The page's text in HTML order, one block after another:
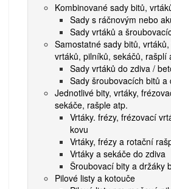
Kombinované sady bitů,
Sady s ráčnovým nebo
Sady vrtáků a
Samostatné sady bitů,
vrtáků, pilníků, sekáčů, rašplí
Sady vrtáků do zdiva /
Sady šroubovacích bitů a
Jednotlivé bity, vrtáky,
sekáče, rašple atp.
Vrtáky. frézy, frézovací
kovu
Vrtáky, frézy a rotační
Vrtáky a sekáče do zdiva
Šroubovací bity a držáky
Pilové listy a kotouče